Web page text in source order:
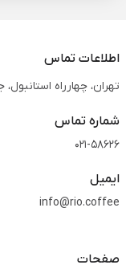
اطلاعات تماس
تهران، چهارراه استانبول،
شماره تماس
021-58626
ایمیل
info@rio.coffee
صفحات